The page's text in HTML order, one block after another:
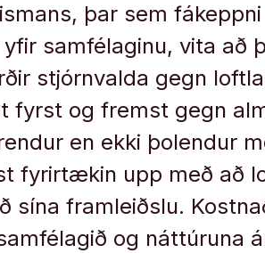
þar sem
samfélaginu, vita að
stjórnvalda gegn
fyrst og fremst gegn
en ekki þolendur
fyrirtækin upp með að
sína framleiðslu.
og náttúruna